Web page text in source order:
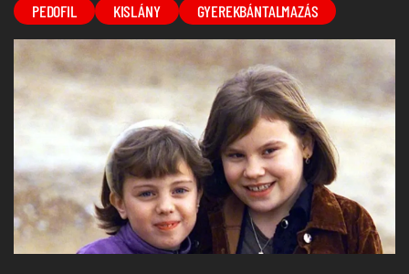
PEDOFIL KISLÁNY GYEREKBÁNTALMAZÁS